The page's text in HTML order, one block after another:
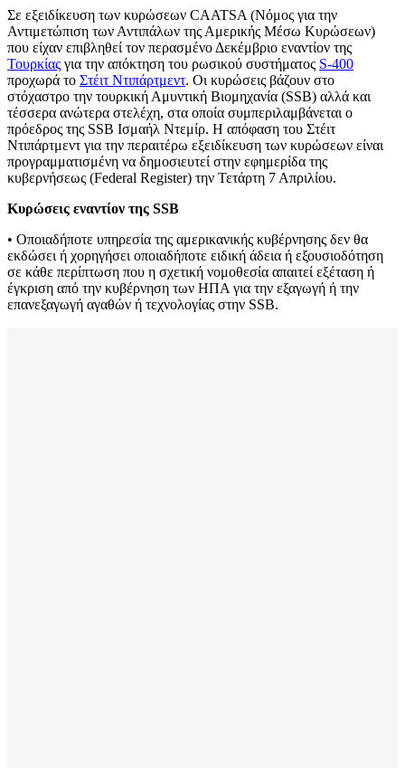
Σε εξειδίκευση των κυρώσεων CAATSA (Νόμος για την
Αντιμετώπιση των Αντιπάλων της Αμερικής Μέσω Κυρώσεων)
που είχαν επιβληθεί τον περασμένο Δεκέμβριο εναντίον της
Τουρκίας για την απόκτηση του ρωσικού συστήματος S-400
προχωρά το Στέιτ Ντιπάρτμεντ. Οι κυρώσεις βάζουν στο
στόχαστρο την τουρκική Αμυντική Βιομηχανία (SSB) αλλά και
τέσσερα ανώτερα στελέχη, στα οποία συμπεριλαμβάνεται ο
πρόεδρος της SSB Ισμαήλ Ντεμίρ. Η απόφαση του Στέιτ
Ντιπάρτμεντ για την περαιτέρω εξειδίκευση των κυρώσεων είναι
προγραμματισμένη να δημοσιευτεί στην εφημερίδα της
κυβερνήσεως (Federal Register) την Τετάρτη 7 Απριλίου.
Κυρώσεις εναντίον της SSB
• Οποιαδήποτε υπηρεσία της αμερικανικής κυβέρνησης δεν θα
εκδώσει ή χορηγήσει οποιαδήποτε ειδική άδεια ή εξουσιοδότηση
σε κάθε περίπτωση που η σχετική νομοθεσία απαιτεί εξέταση ή
έγκριση από την κυβέρνηση των ΗΠΑ για την εξαγωγή ή την
επανεξαγωγή αγαθών ή τεχνολογίας στην SSB.